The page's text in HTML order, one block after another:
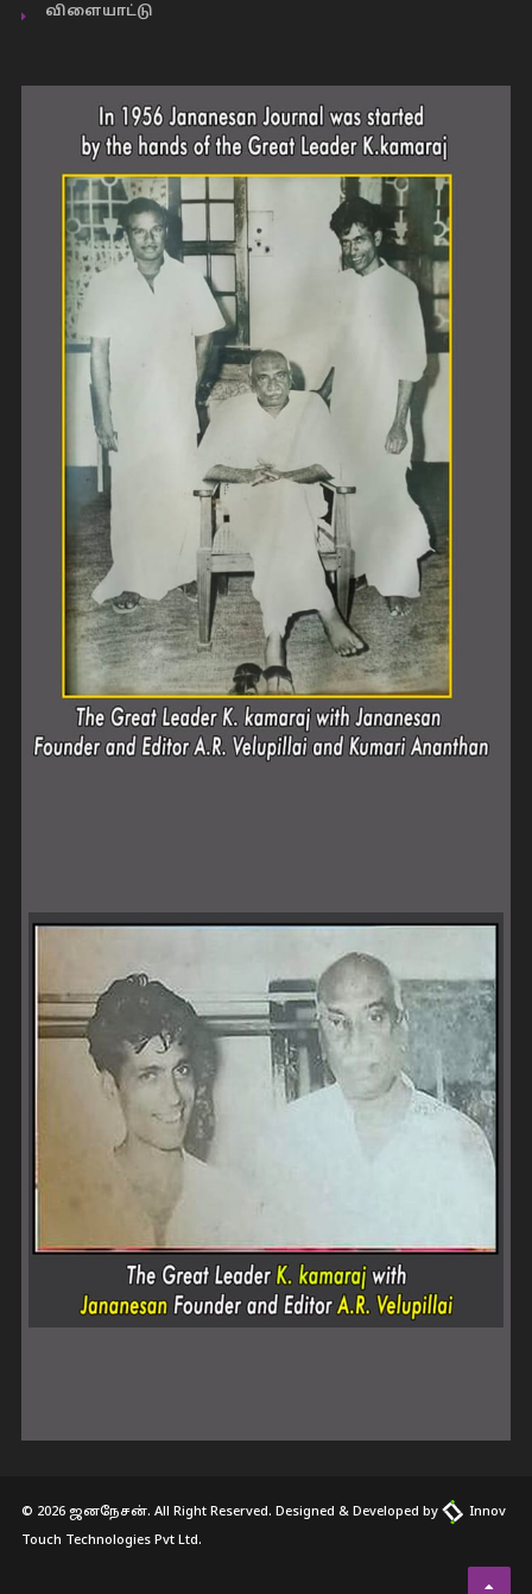
விளையாட்டு
© 2026 ஜனநேசன். All Right Reserved. Designed & Developed by
Innov
Touch Technologies Pvt Ltd.